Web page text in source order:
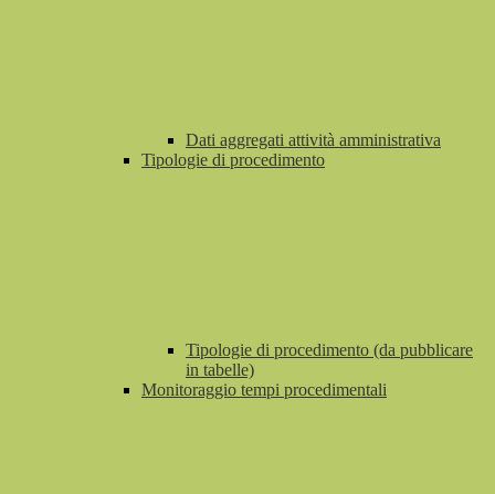
Dati aggregati attività amministrativa
Tipologie di procedimento
Tipologie di procedimento (da pubblicare
in tabelle)
Monitoraggio tempi procedimentali